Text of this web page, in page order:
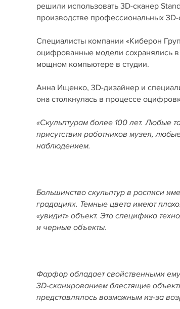
решили использовать 3D-сканер
производстве профессиональных
Специалисты компании «Киберон
оцифрованные модели сохранялись
мощном компьютере в студии.
Анна Ищенко, 3D-дизайнер и
она столкнулась в процессе
«Скульптурам более 100 лет. Любые
присутствии работников музея,
наблюдением.
Большинство скульптур в росписи
градациях. Темные цвета имеют
«увидит» объект. Это специфика
и черные объекты.
Фарфор обладает свойственными
3D-сканированием блестящие
представлялось возможным из-за